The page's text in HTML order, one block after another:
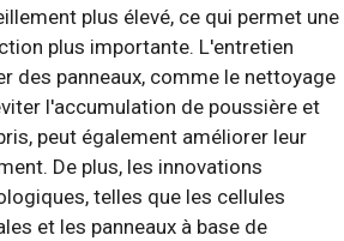
plus élevé, ce qui permet une
plus importante. L'entretien
des panneaux, comme le nettoyage
l'accumulation de poussière et
peut également améliorer leur
De plus, les innovations
telles que les cellules
et les panneaux à base de